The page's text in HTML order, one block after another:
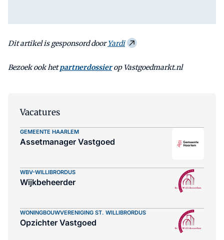
Dit artikel is gesponsord doorYardi
Bezoek ook hetpartnerdossierop Vastgoedmarkt.nl
Vacatures
GEMEENTE HAARLEM
Assetmanager Vastgoed
WBV-WILLIBRORDUS
Wijkbeheerder
WONINGBOUWVERENIGING ST. WILLIBRORDUS
Opzichter Vastgoed